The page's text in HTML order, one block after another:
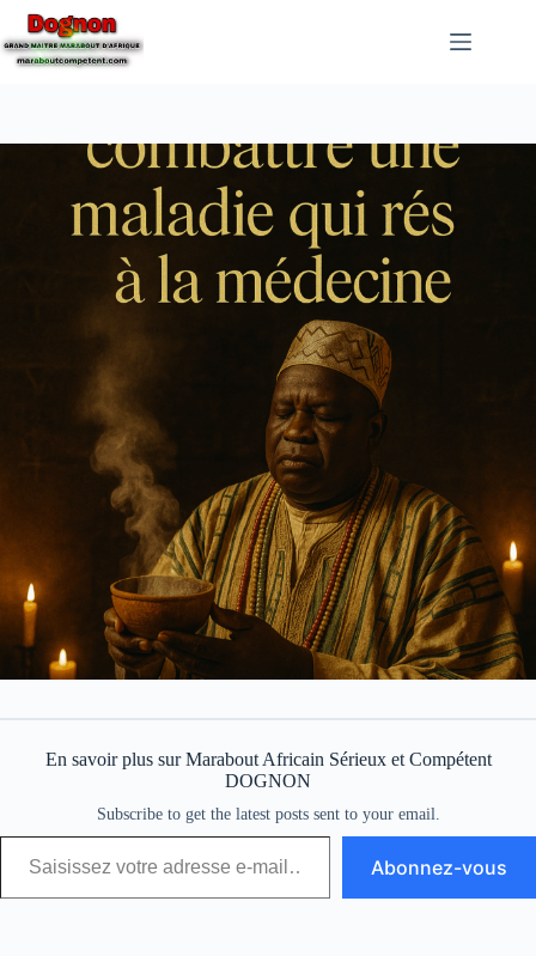
En savoir plus sur Marabout Africain Sérieux et Compétent
DOGNON
Subscribe to get the latest posts sent to your email.
Abonnez-vous